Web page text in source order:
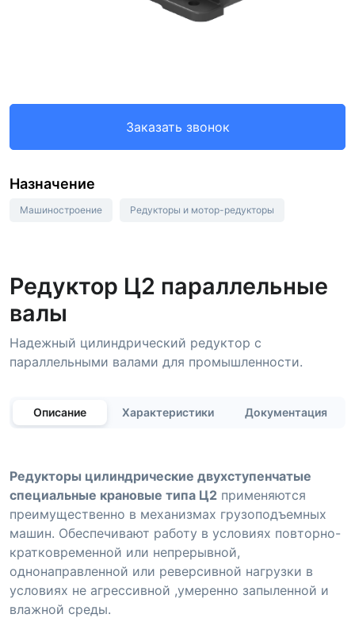
Заказать звонок
Назначение
Машиностроение Редукторы и мотор-редукторы
Редуктор Ц2 параллельные
валы
Надежный цилиндрический редуктор с
параллельными валами для промышленности.
Описание Характеристики Документация
Редукторы цилиндрические двухступенчатые
специальные крановые типа Ц2 применяются
преимущественно в механизмах грузоподъемных
машин. Обеспечивают работу в условиях повторно-
кратковременной или непрерывной,
однонаправленной или реверсивной нагрузки в
условиях не агрессивной ,умеренно запыленной и
влажной среды.